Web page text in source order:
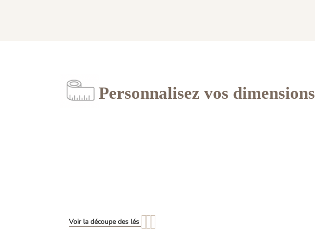
Personnalisez vos dimensions
Voir la découpe des lés